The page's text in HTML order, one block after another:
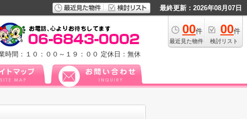
最終更新：2026年08月07日
00件
最近見た物件
00件
検討リスト
時間：１０：００～１９：００ 定休日：無休